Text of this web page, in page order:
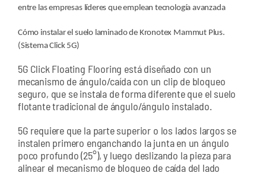
entre las empresas líderes que emplean tecnología avanzada
Cómo instalar el suelo laminado de Kronotex Mammut Plus.
(Sistema Click 5G)
5G Click Floating Flooring está diseñado con un
mecanismo de ángulo/caída con un clip de bloqueo
seguro, que se instala de forma diferente que el suelo
flotante tradicional de ángulo/ángulo instalado.
5G requiere que la parte superior o los lados largos se
instalen primero enganchando la junta en un ángulo
poco profundo (25°), y luego deslizando la pieza para
alinear el mecanismo de bloqueo de caída del lado